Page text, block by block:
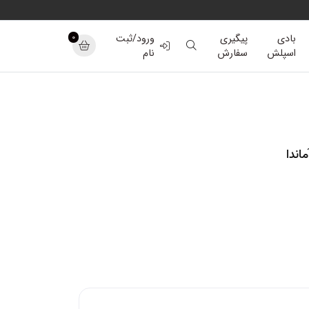
بادی
اسپلش
پیگیری
سفارش
ورود/ثبت
نام
0